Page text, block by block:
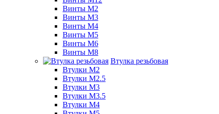
Винты М2
Винты М3
Винты М4
Винты М5
Винты М6
Винты М8
Втулка резьбовая
Втулки М2
Втулки М2.5
Втулки М3
Втулки М3.5
Втулки М4